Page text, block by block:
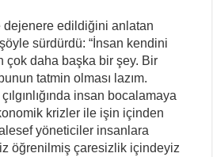
dejenere edildiğini anlatan
sürdürdü: “İnsan kendini
çok daha başka bir şey. Bir
tatmin olması lazım.
insan bocalamaya
krizler ile işin içinden
yöneticiler insanlara
öğrenilmiş çaresizlik içindeyiz